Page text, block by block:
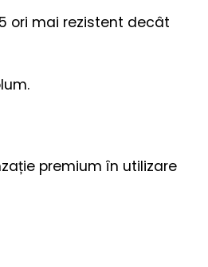
ori mai rezistent decât
premium în utilizare